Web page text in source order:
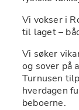
Vi vokser i
til laget –
Vi søker
og sover på
Turnusen
hverdagen
beboerne.